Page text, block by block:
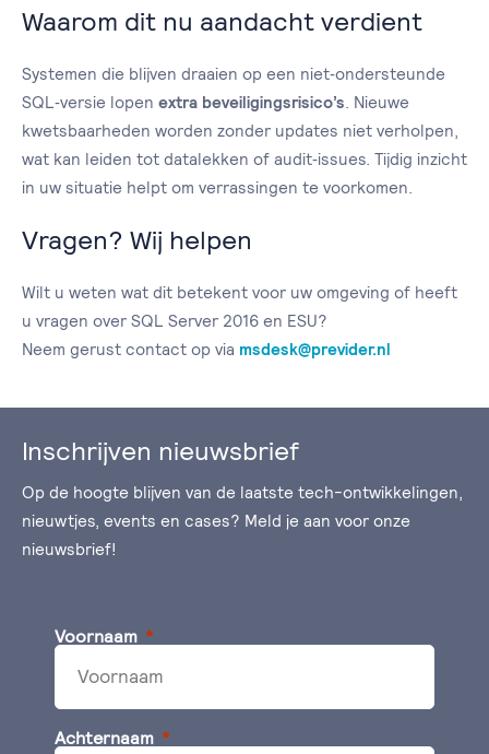
Waarom dit nu aandacht verdient
Systemen die blijven draaien op een niet‑ondersteunde
SQL‑versie lopen extra beveiligingsrisico’s . Nieuwe
kwetsbaarheden worden zonder updates niet verholpen,
wat kan leiden tot datalekken of audit‑issues. Tijdig inzicht
in uw situatie helpt om verrassingen te voorkomen.
Vragen? Wij helpen
Wilt u weten wat dit betekent voor uw omgeving of heeft
u vragen over SQL Server 2016 en ESU?
Neem gerust contact op via msdesk@previder.nl
Inschrijven nieuwsbrief
Op de hoogte blijven van de laatste tech-ontwikkelingen,
nieuwtjes, events en cases? Meld je aan voor onze
nieuwsbrief!
Voornaam
Achternaam